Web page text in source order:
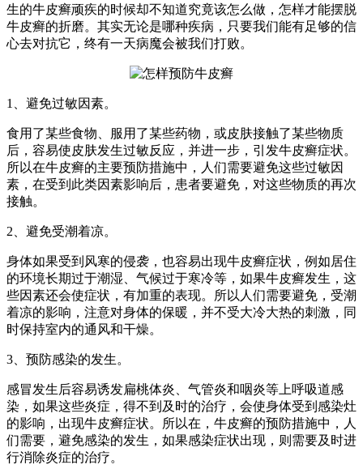
生的牛皮癣顽疾的时候却不知道究竟该怎么做，怎样才能摆脱
牛皮癣的折磨。其实无论是哪种疾病，只要我们能有足够的信
心去对抗它，终有一天病魔会被我们打败。
1、避免过敏因素。
食用了某些食物、服用了某些药物，或皮肤接触了某些物质
后，容易使皮肤发生过敏反应，并进一步，引发牛皮癣症状。
所以在牛皮癣的主要预防措施中，人们需要避免这些过敏因
素，在受到此类因素影响后，患者要避免，对这些物质的再次
接触。
2、避免受潮着凉。
身体如果受到风寒的侵袭，也容易出现牛皮癣症状，例如居住
的环境长期过于潮湿、气候过于寒冷等，如果牛皮癣发生，这
些因素还会使症状，有加重的表现。所以人们需要避免，受潮
着凉的影响，注意对身体的保暖，并不受大冷大热的刺激，同
时保持室内的通风和干燥。
3、预防感染的发生。
感冒发生后容易诱发扁桃体炎、气管炎和咽炎等上呼吸道感
染，如果这些炎症，得不到及时的治疗，会使身体受到感染灶
的影响，出现牛皮癣症状。所以在，牛皮癣的预防措施中，人
们需要，避免感染的发生，如果感染症状出现，则需要及时进
行消除炎症的治疗。